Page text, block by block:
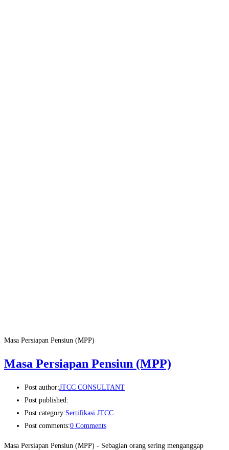
Masa Persiapan Pensiun (MPP)
Masa Persiapan Pensiun (MPP)
Post author:JTCC CONSULTANT
Post published:
Post category:Sertifikasi JTCC
Post comments:0 Comments
Masa Persiapan Pensiun (MPP) - Sebagian orang sering menganggap